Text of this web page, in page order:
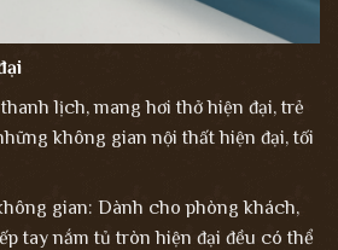
lịch, mang hơi thở hiện đại, trẻ
không gian nội thất hiện đại, tối
gian: Dành cho phòng khách,
tay nắm tủ tròn hiện đại đều có thể